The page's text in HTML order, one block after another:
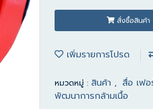
สั่งซื้อสินค้า
เพิ่มรายการโปรด
หมวดหมู่ : สินค้า , สื่อ เฟอ
พัฒนาการกล้ามเนื้อ